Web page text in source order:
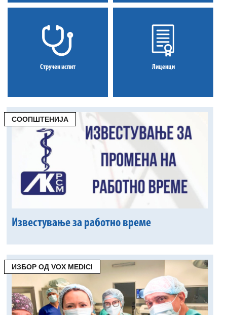
Стручен испит Лиценци
СООПШТЕНИЈА
Известување за работно време
ИЗБОР ОД VOX MEDICI